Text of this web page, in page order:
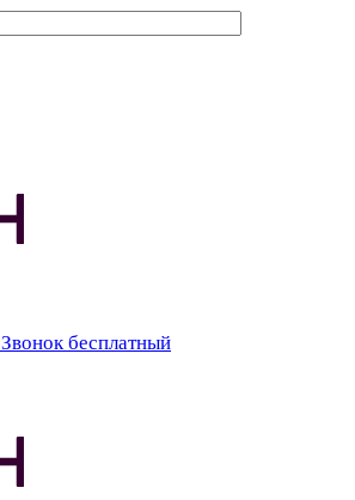
Звонок бесплатный